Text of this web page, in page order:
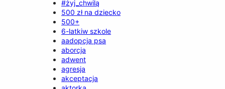
#żyj_chwilą
500 zł na dziecko
500+
6-latkiw szkole
aadopcja psa
aborcja
adwent
agresja
akceptacja